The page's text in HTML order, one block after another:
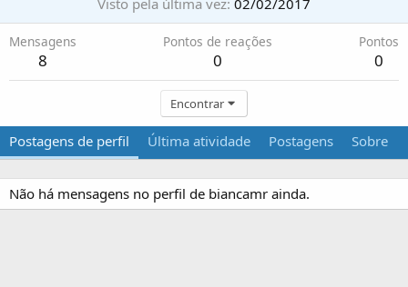
Visto pela última vez 02/02/2017
Mensagens
8
Pontos de reações
0
Pontos
0
Encontrar
Postagens de perfil Última atividade Postagens Sobre
Não há mensagens no perfil de biancamr ainda.